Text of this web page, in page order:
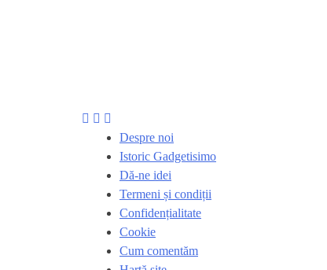
Despre noi
Istoric Gadgetisimo
Dă-ne idei
Termeni și condiții
Confidențialitate
Cookie
Cum comentăm